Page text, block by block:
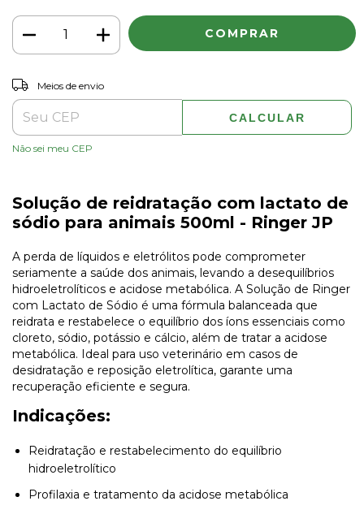
Entregas para o CEP:
Meios de envio
CALCULAR
Não sei meu CEP
Solução de reidratação com lactato de
sódio para animais 500ml - Ringer JP
A perda de líquidos e eletrólitos pode comprometer
seriamente a saúde dos animais, levando a desequilíbrios
hidroeletrolíticos e acidose metabólica. A Solução de Ringer
com Lactato de Sódio é uma fórmula balanceada que
reidrata e restabelece o equilíbrio dos íons essenciais como
cloreto, sódio, potássio e cálcio, além de tratar a acidose
metabólica. Ideal para uso veterinário em casos de
desidratação e reposição eletrolítica, garante uma
recuperação eficiente e segura.
Indicações:
Reidratação e restabelecimento do equilíbrio
hidroeletrolítico
Profilaxia e tratamento da acidose metabólica